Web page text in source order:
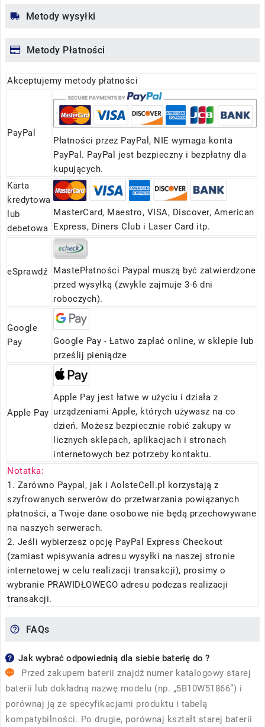
Metody wysyłki
Metody Płatności
Akceptujemy metody płatności
PayPal
Płatności przez PayPal, NIE wymaga konta
PayPal. PayPal jest bezpieczny i bezpłatny dla
kupujących.
Karta
kredytowa
lub
debetowa
MasterCard, Maestro, VISA, Discover, American
Express, Diners Club i Laser Card itp.
eSprawdź
MastePłatności Paypal muszą być zatwierdzone
przed wysyłką (zwykle zajmuje 3-6 dni
roboczych).
Google
Pay
Google Pay - Łatwo zapłać online, w sklepie lub
prześlij pieniądze
Apple Pay
Apple Pay jest łatwe w użyciu i działa z
urządzeniami Apple, których używasz na co
dzień. Możesz bezpiecznie robić zakupy w
licznych sklepach, aplikacjach i stronach
internetowych bez potrzeby kontaktu.
Notatka:
1. Zarówno Paypal, jak i AolsteCell.pl korzystają z
szyfrowanych serwerów do przetwarzania powiązanych
płatności, a Twoje dane osobowe nie będą przechowywane
na naszych serwerach.
2. Jeśli wybierzesz opcję PayPal Express Checkout
(zamiast wpisywania adresu wysyłki na naszej stronie
internetowej w celu realizacji transakcji), prosimy o
wybranie PRAWIDŁOWEGO adresu podczas realizacji
transakcji.
FAQs
Jak wybrać odpowiednią dla siebie baterię do ?
Przed zakupem baterii znajdź numer katalogowy starej
baterii lub dokładną nazwę modelu (np. „5B10W51866”) i
porównaj ją ze specyfikacjami produktu i tabelą
kompatybilności. Po drugie, porównaj kształt starej baterii